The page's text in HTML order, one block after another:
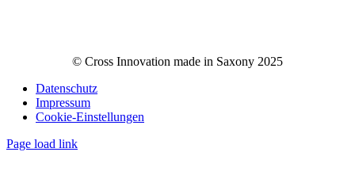
© Cross Innovation made in Saxony 2025
Datenschutz
Impressum
Cookie-Einstellungen
Page load link